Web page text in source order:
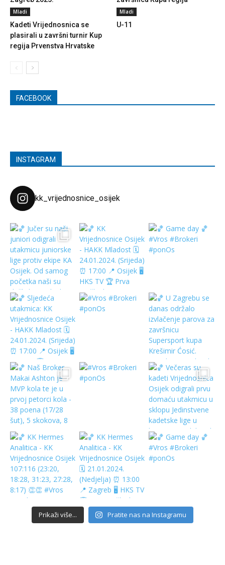
Mladi
Kadeti Vrijednosnica se
plasirali u završni turnir Kup
regija Prvenstva Hrvatske
Mladi
U-11
FACEBOOK
INSTAGRAM
kk_vrijednosnice_osijek
Prikaži više... Pratite nas na Instagramu